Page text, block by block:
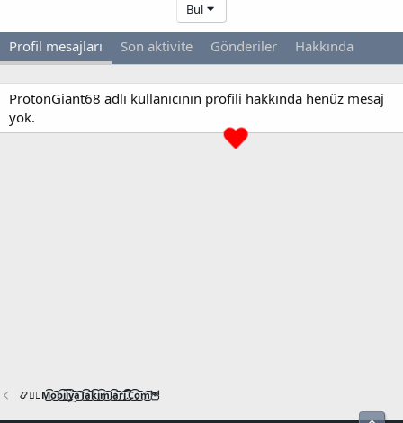
Bul
Profil mesajları Son aktivite Gönderiler Hakkında
ProtonGiant68 adlı kullanıcının profili hakkında henüz mesaj
yok.
📿🧙‍♂️M͜͡o͜͡b͜͡i͜͡l͜͡y͜͡a͜͡T͜͡a͜͡k͜͡i͜͡m͜͡l͜͡a͜͡r͜͡i͜͡.͜͡C͜͡o͜͡m͜͡🦉